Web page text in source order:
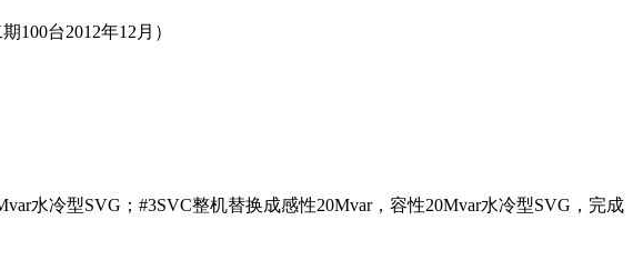
100台2012年12月）
水冷型SVG；#3SVC整机替换成感性20Mvar，容性20Mvar水冷型SVG，完成